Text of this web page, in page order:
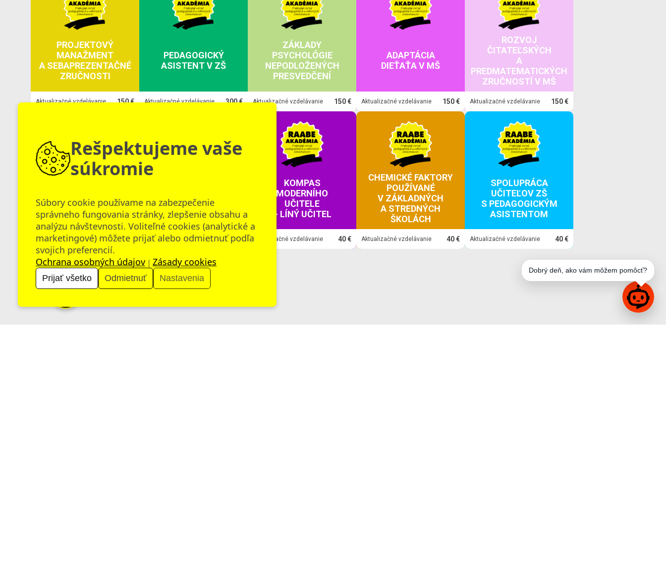
PROJEKTOVÝ
MANAŽMENT
A SEBAPREZENTAČNÉ
ZRUČNOSTI
Aktualizačné vzdelávanie 150 €
PEDAGOGICKÝ
ASISTENT V ZŠ
Aktualizačné vzdelávanie 300 €
ZÁKLADY
PSYCHOLÓGIE
NEPODLOŽENÝCH
PRESVEDČENÍ
Aktualizačné vzdelávanie 150 €
ADAPTÁCIA
DIEŤAŤA V MŠ
Aktualizačné vzdelávanie 150 €
ROZVOJ
ČITATEĽSKÝCH
A
PREDMATEMATICKÝCH
ZRUČNOSTÍ V MŠ
Aktualizačné vzdelávanie 150 €
A EFEKTIVNĚ
– LÍNÝ UČITEL
Aktualizačné vzdelávanie 40 €
HRDINY
– LÍNÝ UČITEL
Aktualizačné vzdelávanie 40 €
KOMPAS
MODERNÍHO
UČITELE
– LÍNÝ UČITEL
Aktualizačné vzdelávanie 40 €
CHEMICKÉ FAKTORY
POUŽÍVANÉ
V ZÁKLADNÝCH
A STREDNÝCH
ŠKOLÁCH
Aktualizačné vzdelávanie 40 €
SPOLUPRÁCA
UČITEĽOV ZŠ
S PEDAGOGICKÝM
ASISTENTOM
Aktualizačné vzdelávanie 40 €
Dobrý deň, ako vám môžem pomôcť?
Rešpektujeme vaše
súkromie
Súbory cookie používame na zabezpečenie
správneho fungovania stránky, zlepšenie obsahu a
analýzu návštevnosti. Voliteľné cookies (analytické a
marketingové) môžete prijať alebo odmietnuť podľa
svojich preferencií.
Ochrana osobných údajov | Zásady cookies
Prijať všetko Odmietnuť Nastavenia